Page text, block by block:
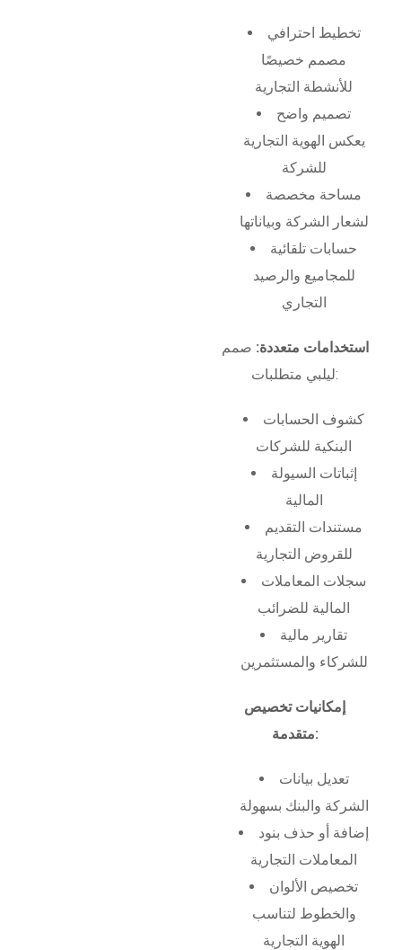
تخطيط احترافي
مصمم خصيصًا
للأنشطة التجارية
تصميم واضح
يعكس الهوية التجارية
للشركة
مساحة مخصصة
لشعار الشركة وبياناتها
حسابات تلقائية
للمجاميع والرصيد
التجاري
استخدامات متعددة: صمم
ليلبي متطلبات:
كشوف الحسابات
البنكية للشركات
إثباتات السيولة
المالية
مستندات التقديم
للقروض التجارية
سجلات المعاملات
المالية للضرائب
تقارير مالية
للشركاء والمستثمرين
إمكانيات تخصيص
متقدمة:
تعديل بيانات
الشركة والبنك بسهولة
إضافة أو حذف بنود
المعاملات التجارية
تخصيص الألوان
والخطوط لتناسب
الهوية التجارية